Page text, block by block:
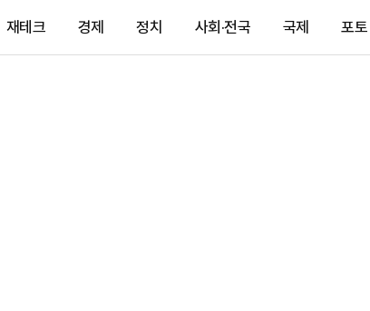
재테크 경제 정치 사회·전국 국제 포토